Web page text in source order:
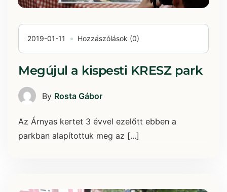
2019-01-11 Hozzászólások (0)
Megújul a kispesti KRESZ park
By Rosta Gábor
Az Árnyas kertet 3 évvel ezelőtt ebben a
parkban alapítottuk meg az [...]